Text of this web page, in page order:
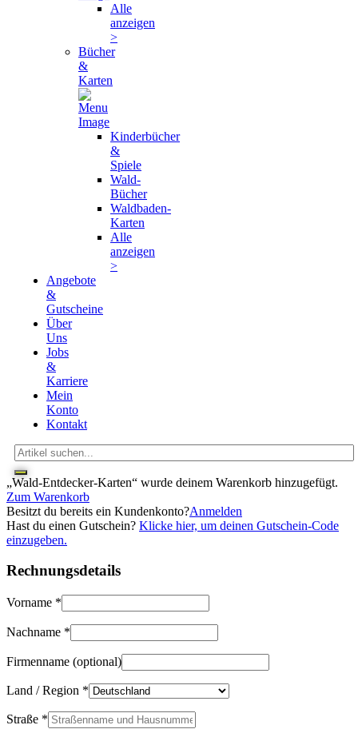
Alle
anzeigen
>
Bücher
&
Karten
Kinderbücher
&
Spiele
Wald-
Bücher
Waldbaden-
Karten
Alle
anzeigen
>
Angebote
&
Gutscheine
Über
Uns
Jobs
&
Karriere
Mein
Konto
Kontakt
„Wald-Entdecker-Karten“ wurde deinem Warenkorb hinzugefügt.
Zum Warenkorb
Besitzt du bereits ein Kundenkonto?Anmelden
Hast du einen Gutschein? Klicke hier, um deinen Gutschein-Code
einzugeben.
Rechnungsdetails
Vorname *
Nachname *
Firmenname (optional)
Land / Region *
Straße *